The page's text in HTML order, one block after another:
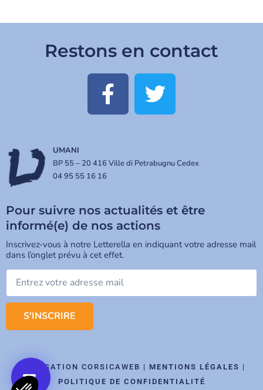
Restons en contact
UMANI
BP 55 – 20 416 Ville di Petrabugnu Cedex
04 95 55 16 16
Pour suivre nos actualités et être
informé(e) de nos actions
Inscrivez-vous à notre Letterella en indiquant votre adresse mail
dans l’onglet prévu à cet effet.
S'INSCRIRE
RÉALISATION CORSICAWEB | MENTIONS LÉGALES |
POLITIQUE DE CONFIDENTIALITÉ